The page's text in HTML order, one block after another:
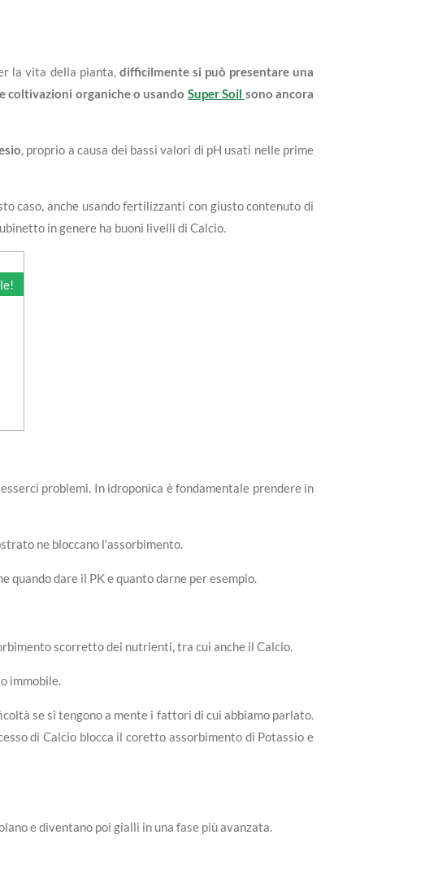
la vita della pianta, difficilmente si può presentare una
coltivazioni organiche o usando Super Soil sono ancora
, proprio a causa dei bassi valori di pH usati nelle prime
caso, anche usando fertilizzanti con giusto contenuto di
in genere ha buoni livelli di Calcio.
problemi. In idroponica è fondamentale prendere in
ne bloccano l’assorbimento.
dare il PK e quanto darne per esempio.
scorretto dei nutrienti, tra cui anche il Calcio.
immobile.
se si tengono a mente i fattori di cui abbiamo parlato.
di Calcio blocca il coretto assorbimento di Potassio e
e diventano poi gialli in una fase più avanzata.